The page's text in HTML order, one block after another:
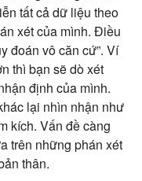
tất cả dữ liệu theo
xét của mình. Điều
đoán vô căn cứ”. Ví
thì bạn sẽ dò xét
định của mình.
lại nhìn nhận như
kích. Vấn đề càng
trên những phán xét
thân.